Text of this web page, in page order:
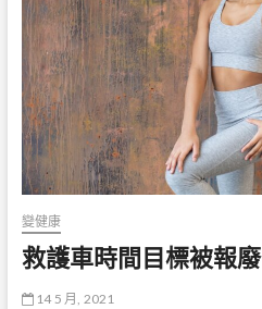
變健康
救護車時間目標被報廢
14 5 月, 2021